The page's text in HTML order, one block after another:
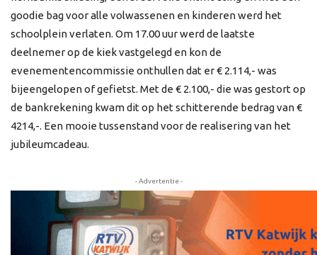
goodie bag voor alle volwassenen en kinderen werd het
schoolplein verlaten. Om 17.00 uur werd de laatste
deelnemer op de kiek vastgelegd en kon de
evenementencommissie onthullen dat er € 2.114,- was
bijeengelopen of gefietst. Met de € 2.100,- die was gestort op
de bankrekening kwam dit op het schitterende bedrag van €
4214,-. Een mooie tussenstand voor de realisering van het
jubileumcadeau.
- Advertentie -